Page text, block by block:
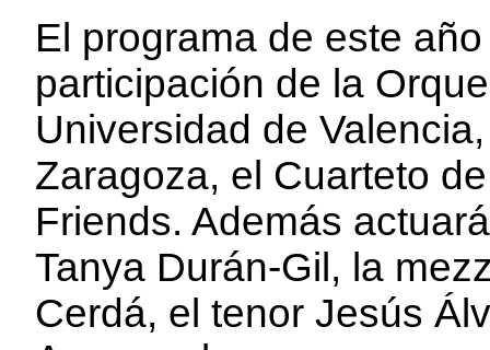
El programa de este
participación de la
Universidad de
Zaragoza, el Cuarteto
Friends. Además
Tanya Durán-Gil, la
Cerdá, el tenor Jesús